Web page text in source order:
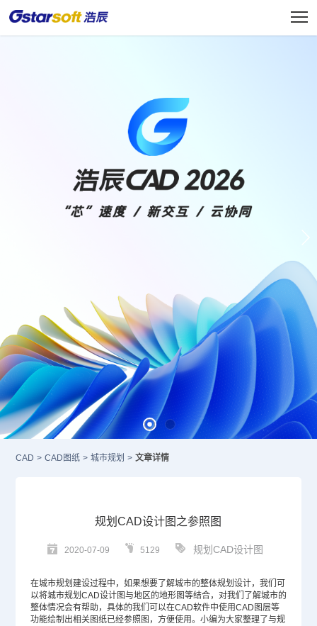
CAD > CAD图纸 > 城市规划 > 文章详情
规划CAD设计图之参照图
2020-07-09 5129 规划CAD设计图
在城市规划建设过程中，如果想要了解城市的整体规划设计，我们可
以将城市规划 CAD设计图与地区的地形图等结合，对我们了解城市的
整体情况会有帮助，具体的我们可以在CAD软件中使用CAD图层等
功能绘制出相关图纸已经参照图，方便使用。小编为大家整理了与规